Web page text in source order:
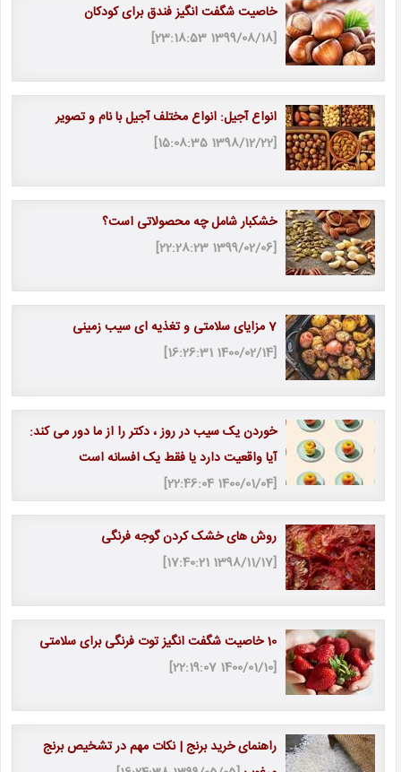
خاصیت شگفت انگیز فندق برای کودکان
[1399/08/18 23:18:53]
انواع آجیل: انواع مختلف آجیل با نام و تصویر
[1398/12/22 15:08:35]
خشکبار شامل چه محصولاتی است؟
[1399/02/06 22:28:23]
7 مزایای سلامتی و تغذیه ای سیب زمینی
[1400/02/14 16:26:31]
خوردن یک سیب در روز ، دکتر را از ما دور می کند:
آیا واقعیت دارد یا فقط یک افسانه است
[1400/01/04 22:46:04]
روش های خشک کردن گوجه فرنگی
[1398/11/17 17:40:21]
10 خاصیت شگفت انگیز توت فرنگی برای سلامتی
[1400/01/10 22:19:07]
راهنمای خرید برنج | نکات مهم در تشخیص برنج